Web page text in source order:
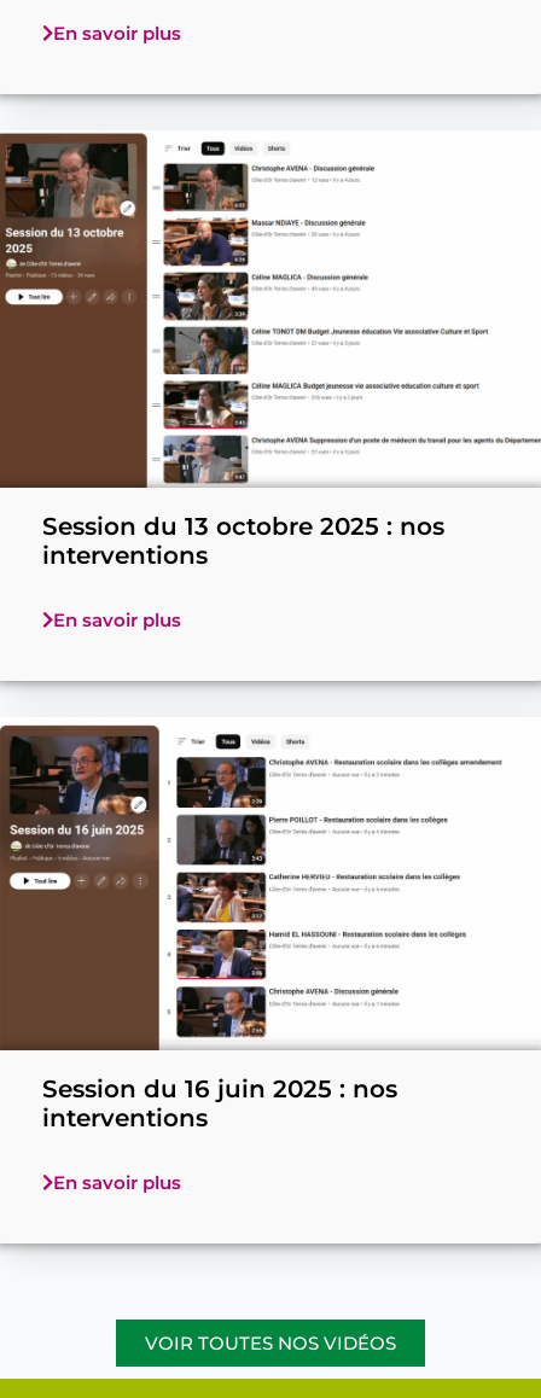
En savoir plus
Session du 13 octobre 2025 : nos
interventions
En savoir plus
Session du 16 juin 2025 : nos
interventions
En savoir plus
VOIR TOUTES NOS VIDÉOS